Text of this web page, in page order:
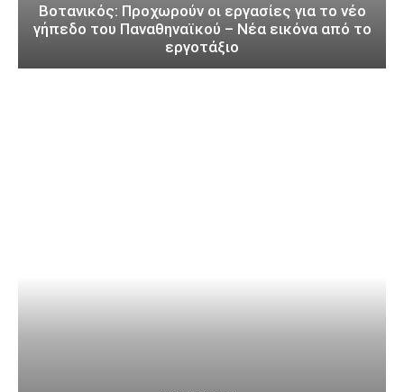
Βοτανικός: Προχωρούν οι εργασίες για το νέο
γήπεδο του Παναθηναϊκού – Νέα εικόνα από το
εργοτάξιο